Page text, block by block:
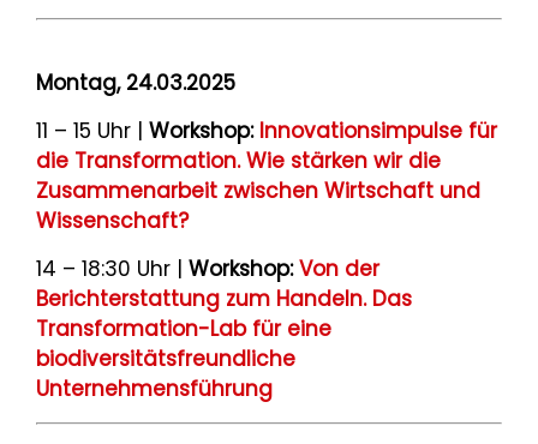
Montag, 24.03.2025
11 – 15 Uhr | Workshop: Innovationsimpulse für
die Transformation. Wie stärken wir die
Zusammenarbeit zwischen Wirtschaft und
Wissenschaft?
14 – 18:30 Uhr | Workshop:Von der
Berichterstattung zum Handeln. Das
Transformation-Lab für eine
biodiversitätsfreundliche
Unternehmensführung